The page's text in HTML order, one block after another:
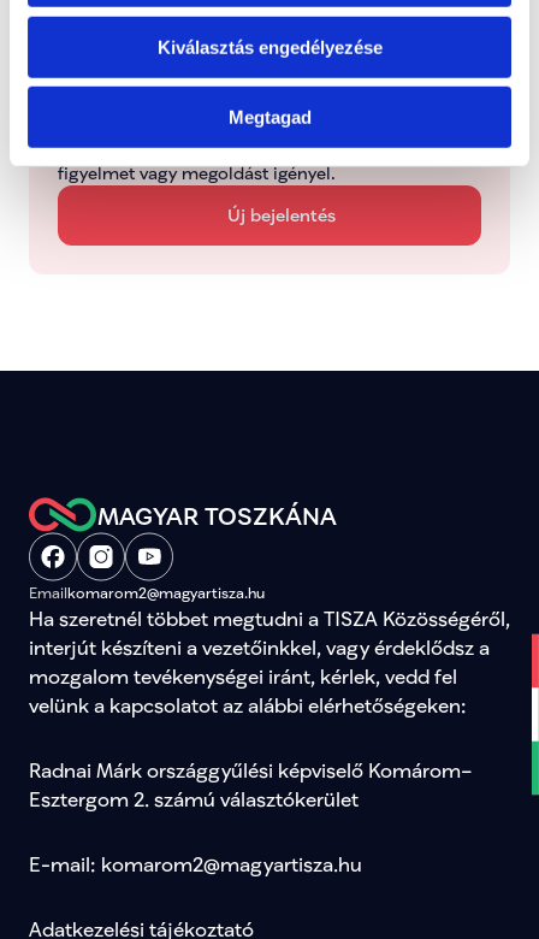
Kiválasztás engedélyezése
Megtagad
Típus: Megválaszolva
Jelezd nekünk, ha olyan helyi ügyet látsz, amely
figyelmet vagy megoldást igényel.
Új bejelentés
MAGYAR TOSZKÁNA
Emailkomarom2@magyartisza.hu
Ha szeretnél többet megtudni a TISZA Közösségéről,
interjút készíteni a vezetőinkkel, vagy érdeklődsz a
mozgalom tevékenységei iránt, kérlek, vedd fel
velünk a kapcsolatot az alábbi elérhetőségeken:
Radnai Márk országgyűlési képviselő Komárom–
Esztergom 2. számú választókerület
E-mail: komarom2@magyartisza.hu
Adatkezelési tájékoztató